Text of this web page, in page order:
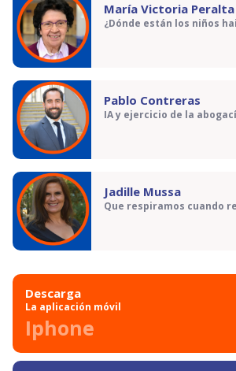
María Victoria Peralta
¿Dónde están los niños
Pablo Contreras
IA y ejercicio de la
Jadille Mussa
Que respiramos cuando
Descarga
La aplicación móvil
Iphone